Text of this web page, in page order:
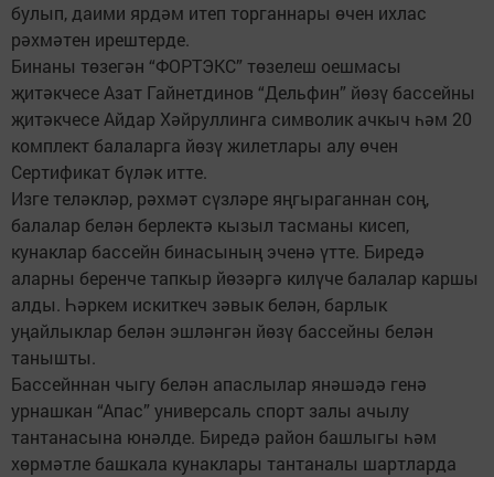
булып, даими ярдәм итеп торганнары өчен ихлас
рәхмәтен ирештерде.
Бинаны төзегән “ФОРТЭКС” төзелеш оешмасы
җитәкчесе Азат Гайнетдинов “Дельфин” йөзү бассейны
җитәкчесе Айдар Хәйруллинга символик ачкыч һәм 20
комплект балаларга йөзү жилетлары алу өчен
Сертификат бүләк итте.
Изге теләкләр, рәхмәт сүзләре яңгыраганнан соң,
балалар белән берлектә кызыл тасманы кисеп,
кунаклар бассейн бинасының эченә үтте. Биредә
аларны беренче тапкыр йөзәргә килүче балалар каршы
алды. Һәркем искиткеч зәвык белән, барлык
уңайлыклар белән эшләнгән йөзү бассейны белән
танышты.
Бассейннан чыгу белән апаслылар янәшәдә генә
урнашкан “Апас” универсаль спорт залы ачылу
тантанасына юнәлде. Биредә район башлыгы һәм
хөрмәтле башкала кунаклары тантаналы шартларда